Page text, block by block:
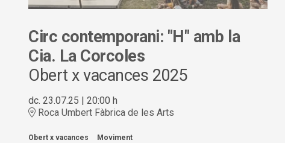
Circ contemporani: "H" amb la
Cia. La Corcoles
Obert x vacances 2025
dc. 23.07.25
20:00 h
Roca Umbert Fàbrica de les Arts
Obert x vacances Moviment